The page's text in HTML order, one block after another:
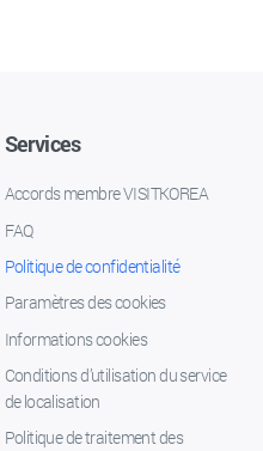
Services
Accords membre VISITKOREA
FAQ
Politique de confidentialité
Paramètres des cookies
Informations cookies
Conditions d’utilisation du service
de localisation
Politique de traitement des